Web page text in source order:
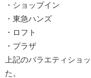
・ショップイン
・東急ハンズ
・ロフト
・プラザ
上記のバラエティショ
た。